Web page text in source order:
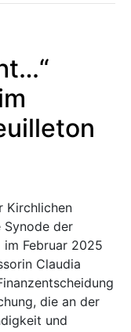
Kirchlichen
Synode der
im Februar 2025
Claudia
die an der
und